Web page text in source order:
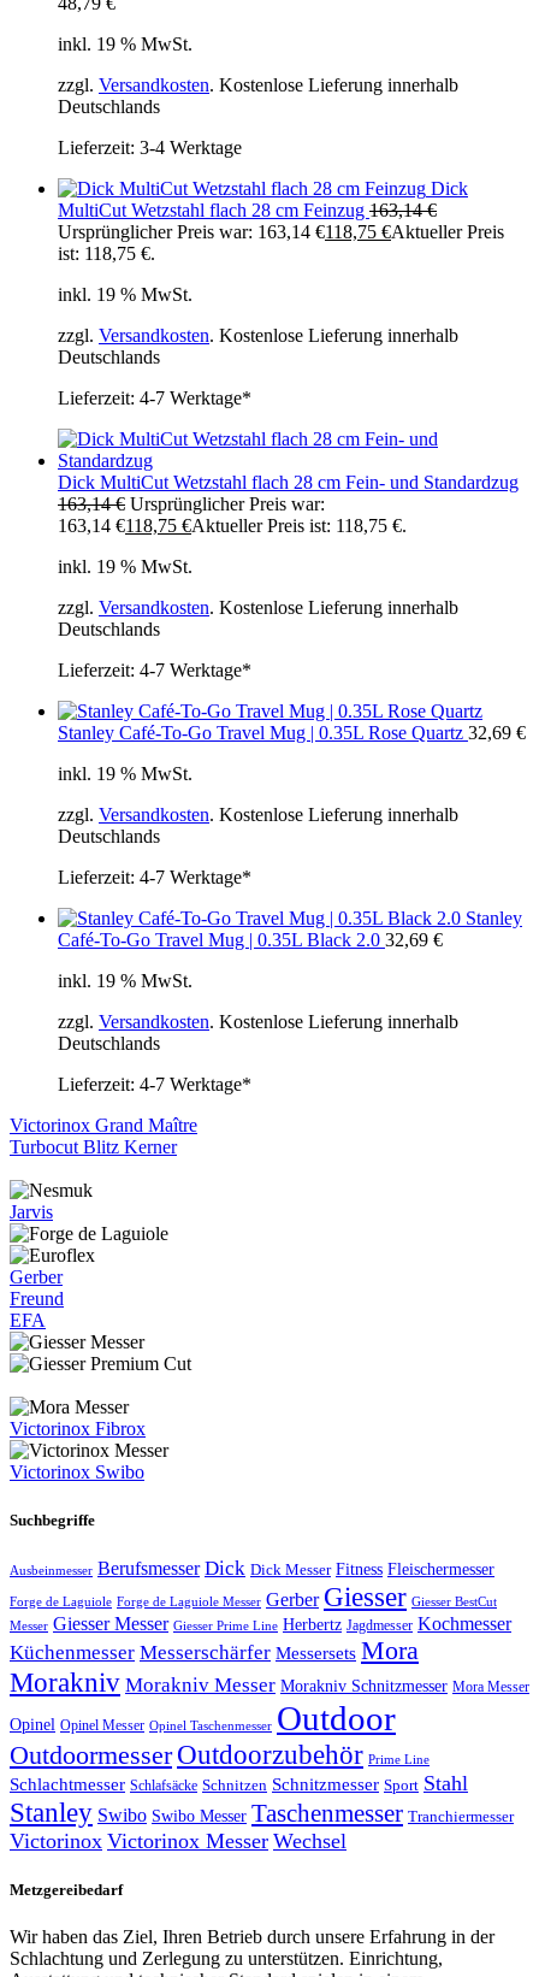
inkl. 19 % MwSt.
zzgl. Versandkosten. Kostenlose Lieferung innerhalb
Deutschlands
Lieferzeit: 3-4 Werktage
Dick
MultiCut Wetzstahl flach 28 cm Feinzug 163,14€
Ursprünglicher Preis war: 163,14 €118,75 €Aktueller Preis
ist: 118,75 €.
inkl. 19 % MwSt.
zzgl. Versandkosten. Kostenlose Lieferung innerhalb
Deutschlands
Lieferzeit: 4-7 Werktage*
Dick MultiCut Wetzstahl flach 28 cm Fein- und Standardzug
163,14€ Ursprünglicher Preis war:
163,14 €118,75 €Aktueller Preis ist: 118,75 €.
inkl. 19 % MwSt.
zzgl. Versandkosten. Kostenlose Lieferung innerhalb
Deutschlands
Lieferzeit: 4-7 Werktage*
Stanley Café-To-Go Travel Mug | 0.35L Rose Quartz 32,69 €
inkl. 19 % MwSt.
zzgl. Versandkosten. Kostenlose Lieferung innerhalb
Deutschlands
Lieferzeit: 4-7 Werktage*
Stanley
Café-To-Go Travel Mug | 0.35L Black 2.0 32,69 €
inkl. 19 % MwSt.
zzgl. Versandkosten. Kostenlose Lieferung innerhalb
Deutschlands
Lieferzeit: 4-7 Werktage*
Victorinox Grand Maître
Turbocut Blitz Kerner
Jarvis
Gerber
Freund
EFA
Victorinox Fibrox
Victorinox Swibo
Suchbegriffe
Ausbeinmesser Berufsmesser Dick Dick Messer Fitness Fleischermesser
Forge de Laguiole Forge de Laguiole Messer Gerber Giesser Giesser BestCut
Messer Giesser Messer Giesser Prime Line Herbertz Jagdmesser Kochmesser
Küchenmesser Messerschärfer Messersets Mora
Morakniv Morakniv Messer Morakniv Schnitzmesser Mora Messer
Opinel Opinel Messer Opinel Taschenmesser Outdoor
Outdoormesser Outdoorzubehör Prime Line
Schlachtmesser Schlafsäcke Schnitzen Schnitzmesser Sport Stahl
Stanley Swibo Swibo Messer Taschenmesser Tranchiermesser
Victorinox Victorinox Messer Wechsel
Metzgereibedarf
Wir haben das Ziel, Ihren Betrieb durch unsere Erfahrung in der
Schlachtung und Zerlegung zu unterstützen. Einrichtung,